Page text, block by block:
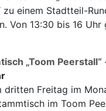
zu einem Stadtteil-
Von 13:30 bis 16 Uhr
„Toom Peerstall“
dritten Freitag im
im Toom